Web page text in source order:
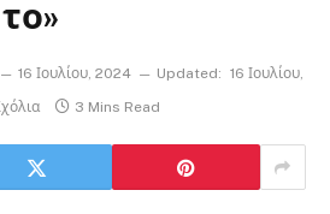
16 Ιουλίου, 2024 Updated: 16 Ιουλίου,
3 Mins Read